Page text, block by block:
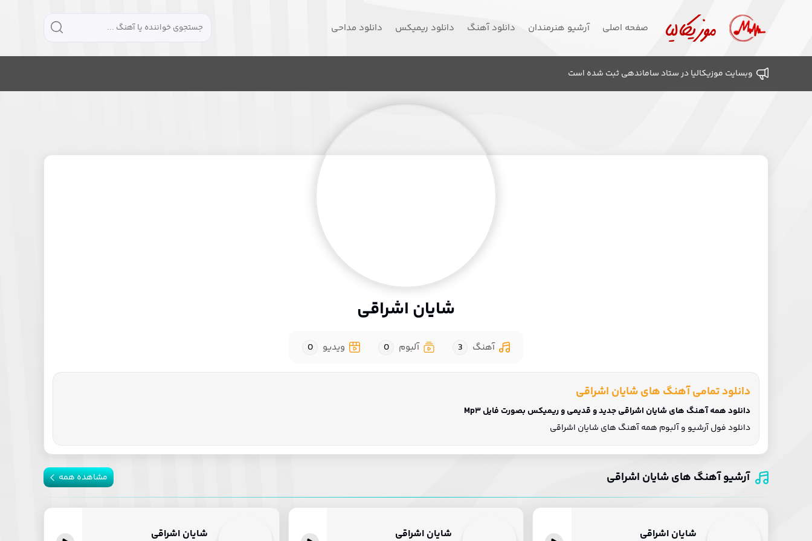
صفحه اصلی آرشیو هنرمندان دانلود آهنگ دانلود ریمیکس دانلود مداحی
وبسایت موزیکالیا در ستاد ساماندهی ثبت شده است
شایان اشراقی
آهنگ 3 آلبوم 0 ویدیو 0
دانلود تمامی آهنگ های شایان اشراقی
دانلود همه آهنگ های شایان اشراقی جدید و قدیمی و ریمیکس بصورت فایل Mp3
دانلود فول آرشیو و آلبوم همه آهنگ های شایان اشراقی
آرشیو آهنگ های شایان اشراقی مشاهده همه
شایان اشراقی شایان اشراقی شایان اشراقی